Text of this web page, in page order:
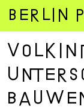
Zum
Inhalt
springen